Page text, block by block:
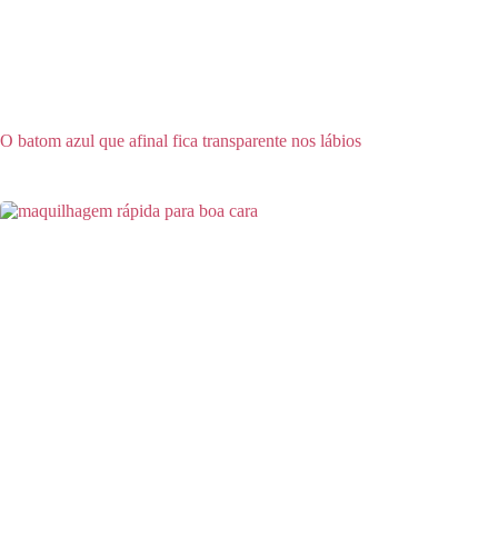
O batom azul que afinal fica transparente nos lábios